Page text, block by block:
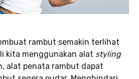
rambut semakin terlihat
kita menggunakan alat styling
alat penata rambut dapat